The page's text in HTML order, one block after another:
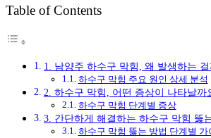
그
Table of Contents
1. 남양주 하수구 막힘, 왜 발생하는 걸
하수구 막힘 주요 원인 상세 분석
2. 하수구 막힘, 어떤 증상이 나타날까
하수구 막힘 단계별 증상
3. 간단하게 해결하는 하수구 막힘 뚫
하수구 막힘 뚫는 방법 단계별 가